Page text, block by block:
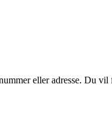
eller adresse. Du